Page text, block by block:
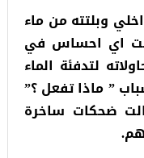
وبلتته من ماء
قتلت اي احساس في
لتدفئة الماء
” ماذا تفعل ؟”
ضحكات ساخرة